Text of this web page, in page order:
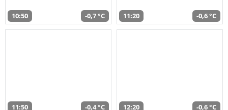
10:50 -0,7 °C 11:20 -0,6 °C
11:50 -0,4 °C 12:20 -0,6 °C